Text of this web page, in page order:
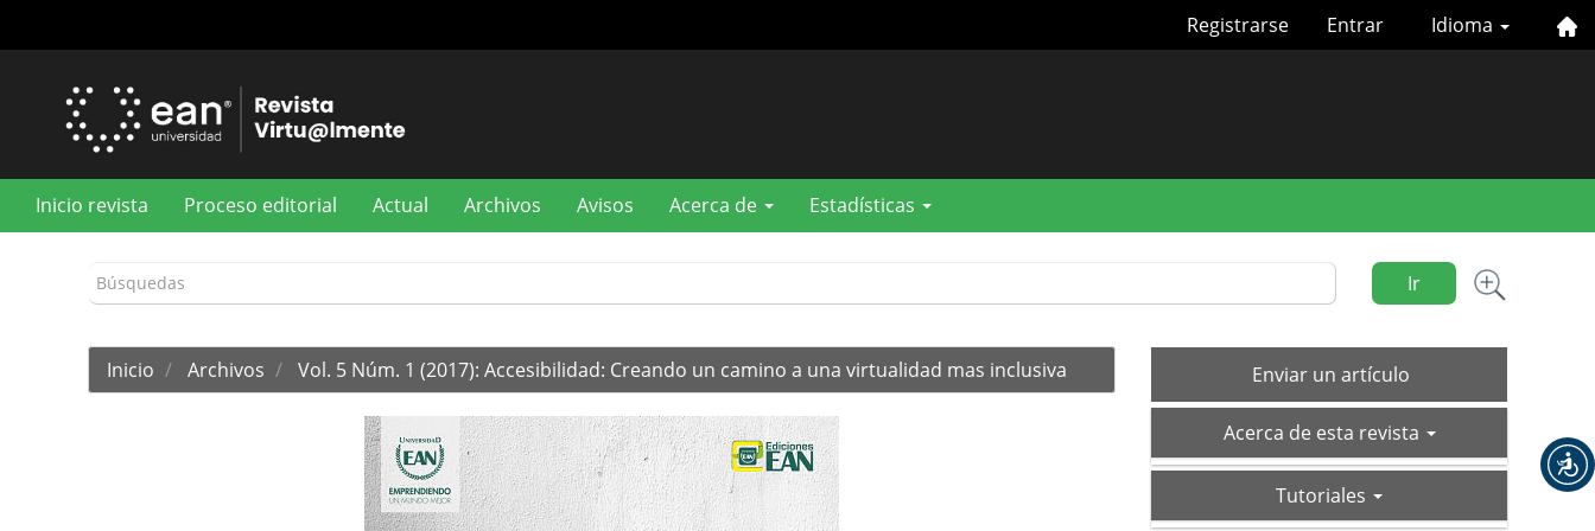
principal
Idioma
Registrarse Entrar
Inicio revista Proceso editorial Actual Archivos Avisos Acerca de Estadísticas
Ir
Inicio Archivos Vol. 5 Núm. 1 (2017): Accesibilidad: Creando un camino a una virtualidad mas inclusiva Enviar
un
artículo
Enviar un artículo
acerca-Acerca de esta revista
Tutoriales